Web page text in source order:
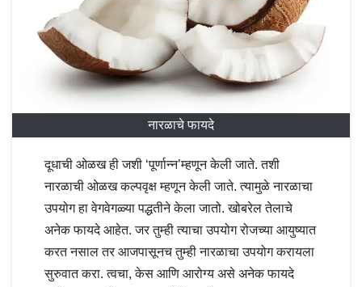
नारळाचे फायदे
दूधाची ओळख ही जशी ‘पूर्णान्न’म्हणून केली जाते. तशी
नारळाची ओळख कल्पवृक्ष म्हणून केली जाते. त्यामुळे नारळाचा
उपयोग हा वेगवेगळ्या पद्धतीने केला जातो. खोबरेल तेलाचे
अनेक फायदे आहेत. जर तुम्ही त्याचा उपयोग रोजच्या आयुष्यात
करत नसाल तर आजपासूनच तुम्ही नारळाचा उपयोग करायला
सुरुवात करा. त्वचा, केस आणि आरोग्य असे अनेक फायदे